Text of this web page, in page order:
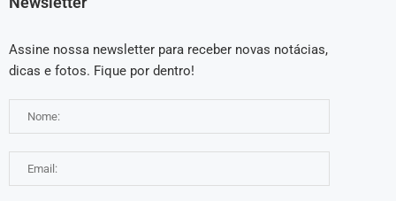
Assine nossa newsletter para receber novas notácias,
dicas e fotos. Fique por dentro!